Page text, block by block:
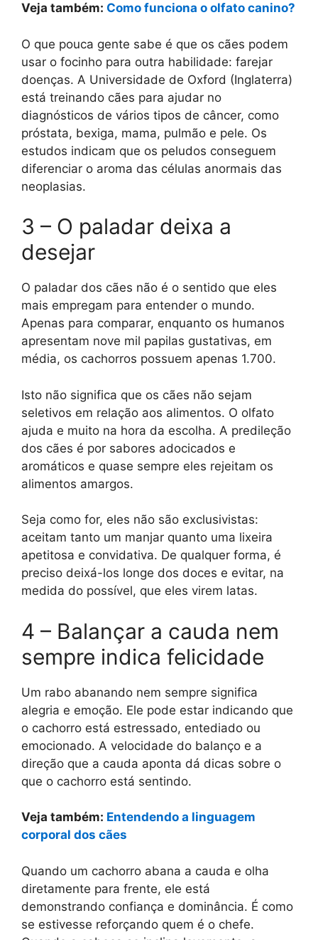
Veja também: Como funciona o olfato canino?
O que pouca gente sabe é que os cães podem
usar o focinho para outra habilidade: farejar
doenças. A Universidade de Oxford (Inglaterra)
está treinando cães para ajudar no
diagnósticos de vários tipos de câncer, como
próstata, bexiga, mama, pulmão e pele. Os
estudos indicam que os peludos conseguem
diferenciar o aroma das células anormais das
neoplasias.
3 – O paladar deixa a
desejar
O paladar dos cães não é o sentido que eles
mais empregam para entender o mundo.
Apenas para comparar, enquanto os humanos
apresentam nove mil papilas gustativas, em
média, os cachorros possuem apenas 1.700.
Isto não significa que os cães não sejam
seletivos em relação aos alimentos. O olfato
ajuda e muito na hora da escolha. A predileção
dos cães é por sabores adocicados e
aromáticos e quase sempre eles rejeitam os
alimentos amargos.
Seja como for, eles não são exclusivistas:
aceitam tanto um manjar quanto uma lixeira
apetitosa e convidativa. De qualquer forma, é
preciso deixá-los longe dos doces e evitar, na
medida do possível, que eles virem latas.
4 – Balançar a cauda nem
sempre indica felicidade
Um rabo abanando nem sempre significa
alegria e emoção. Ele pode estar indicando que
o cachorro está estressado, entediado ou
emocionado. A velocidade do balanço e a
direção que a cauda aponta dá dicas sobre o
que o cachorro está sentindo.
Veja também: Entendendo a linguagem
corporal dos cães
Quando um cachorro abana a cauda e olha
diretamente para frente, ele está
demonstrando confiança e dominância. É como
se estivesse reforçando quem é o chefe.